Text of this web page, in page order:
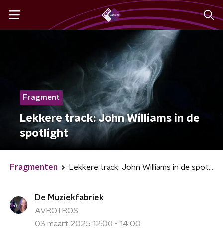
Fragment
Lekkere track: John Williams in de
spotlight
Fragmenten Lekkere track: John Williams in de spotlight
De Muziekfabriek
AVROTROS
03 maart 2025 12:00 - 14:00